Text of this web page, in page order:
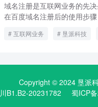
域名注册是互联网业务的先
在百度域名注册后的使用步
互联网业务 垦派科技
Copyright © 2024 垦派
川B1.B2-20231782
蜀ICP